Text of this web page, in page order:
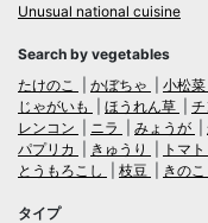
Unusual national cuisine
Search by vegetables
たけのこ
かぼちゃ 小松菜
じゃがいも
ほうれん草
レンコン
ニラ みょうが
パプリカ
きゅうり トマト
とうもろこし
枝豆 きのこ
タイプ